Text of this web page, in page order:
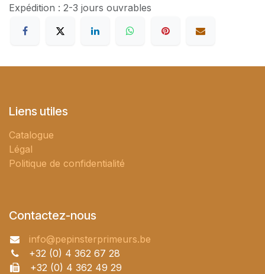
Expédition : 2-3 jours ouvrables
Liens utiles
Catalogue
Légal
Politique de confidentialité
Contactez-nous
info@pepinsterprimeurs.be
+32 (0) 4 362 67 28
+32 (0) 4 362 49 29